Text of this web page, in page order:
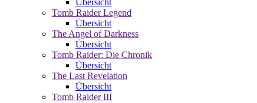
Übersicht
Tomb Raider Legend
Übersicht
The Angel of Darkness
Übersicht
Tomb Raider: Die Chronik
Übersicht
The Last Revelation
Übersicht
Tomb Raider III